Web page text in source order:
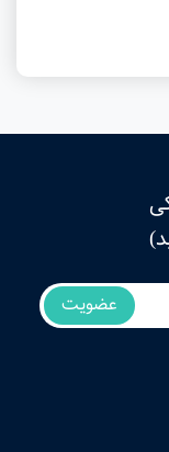
عضویت